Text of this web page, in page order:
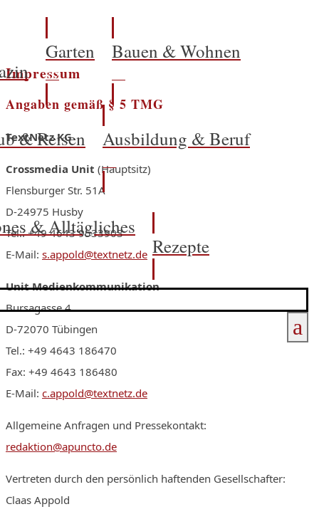
Garten Bauen & Wohnen
& Reisen Ausbildung & Beruf
& Alltägliches
Rezepte
a
Impressum
Angaben gemäß § 5 TMG
TextNetz KG
Crossmedia Unit (Hauptsitz)
Flensburger Str. 51A
D-24975 Husby
Tel.: +49 4643 9533903
E-Mail: s.appold@textnetz.de
Unit Medienkommunikation
Bursagasse 4
D-72070 Tübingen
Tel.: +49 4643 186470
Fax: +49 4643 186480
E-Mail: c.appold@textnetz.de
Allgemeine Anfragen und Pressekontakt:
redaktion@apuncto.de
Vertreten durch den persönlich haftenden Gesellschafter:
Claas Appold